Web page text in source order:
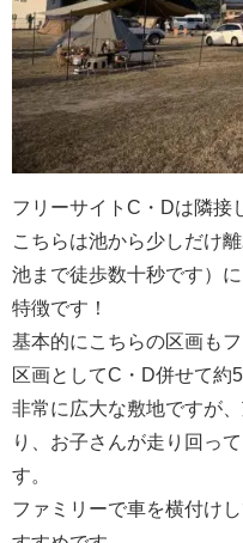
フリーサイトC・Dは隣接
こちらは池から少しだけ
池まで徒歩数十秒です）
特徴です！
基本的にこちらの区画も
区画としてC・D併せて約
非常に広大な敷地ですが
り、お子さんが走り回っ
す。
ファミリーで車を横付け